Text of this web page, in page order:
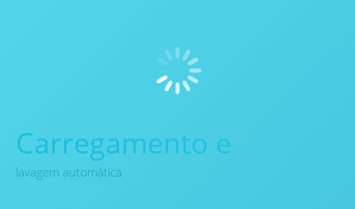
Carregamento e
lavagem automática